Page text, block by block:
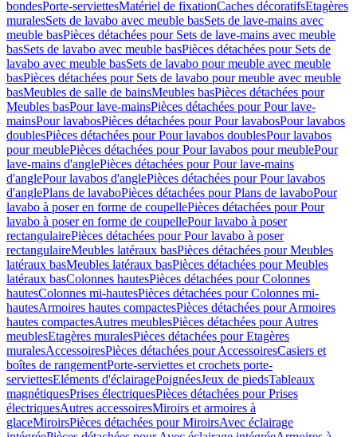
bondesPorte-serviettesMatériel de fixationCaches décoratifsEtagères
muralesSets de lavabo avec meuble basSets de lave-mains avec
meuble basPièces détachées pour Sets de lave-mains avec meuble
basSets de lavabo avec meuble basPièces détachées pour Sets de
lavabo avec meuble basSets de lavabo pour meuble avec meuble
basPièces détachées pour Sets de lavabo pour meuble avec meuble
basMeubles de salle de bainsMeubles basPièces détachées pour
Meubles basPour lave-mainsPièces détachées pour Pour lave-
mainsPour lavabosPièces détachées pour Pour lavabosPour lavabos
doublesPièces détachées pour Pour lavabos doublesPour lavabos
pour meublePièces détachées pour Pour lavabos pour meublePour
lave-mains d'anglePièces détachées pour Pour lave-mains
d'anglePour lavabos d'anglePièces détachées pour Pour lavabos
d'anglePlans de lavaboPièces détachées pour Plans de lavaboPour
lavabo à poser en forme de coupellePièces détachées pour Pour
lavabo à poser en forme de coupellePour lavabo à poser
rectangulairePièces détachées pour Pour lavabo à poser
rectangulaireMeubles latéraux basPièces détachées pour Meubles
latéraux basMeubles latéraux basPièces détachées pour Meubles
latéraux basColonnes hautesPièces détachées pour Colonnes
hautesColonnes mi-hautesPièces détachées pour Colonnes mi-
hautesArmoires hautes compactesPièces détachées pour Armoires
hautes compactesAutres meublesPièces détachées pour Autres
meublesEtagères muralesPièces détachées pour Etagères
muralesAccessoiresPièces détachées pour AccessoiresCasiers et
boîtes de rangementPorte-serviettes et crochets porte-
serviettesEléments d'éclairagePoignéesJeux de piedsTableaux
magnétiquesPrises électriquesPièces détachées pour Prises
électriquesAutres accessoiresMiroirs et armoires à
glaceMiroirsPièces détachées pour MiroirsAvec éclairage